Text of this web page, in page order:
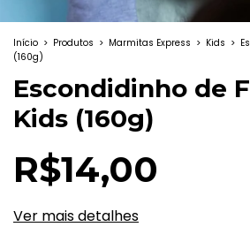
Início > Produtos > Marmitas Express > Kids >
(160g)
Escondidinho de
Kids (160g)
R$14,00
Ver mais detalhes